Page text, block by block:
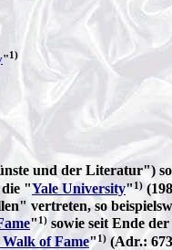
"1)
und der Literatur")
"Yale University"1)
vertreten, so
"1) sowie seit Ende
of Fame"1) (Adr.: